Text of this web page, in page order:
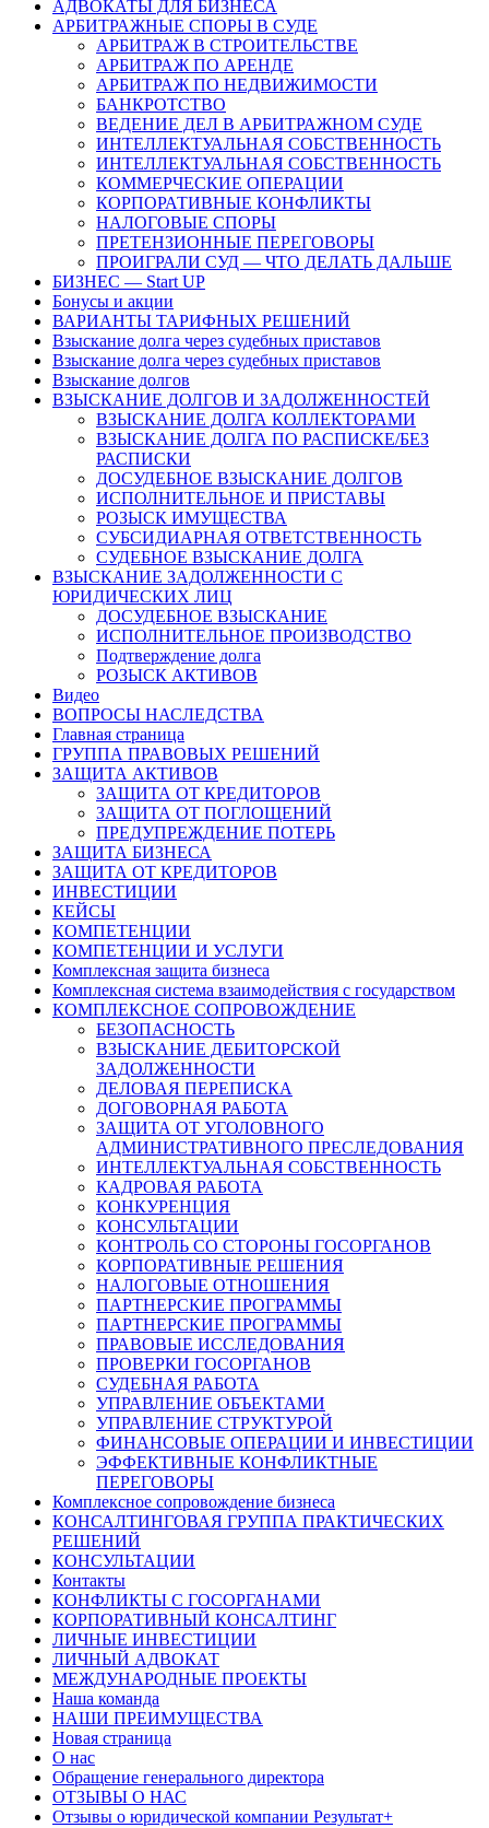
АДВОКАТЫ ДЛЯ БИЗНЕСА
АРБИТРАЖНЫЕ СПОРЫ В СУДЕ
АРБИТРАЖ В СТРОИТЕЛЬСТВЕ
АРБИТРАЖ ПО АРЕНДЕ
АРБИТРАЖ ПО НЕДВИЖИМОСТИ
БАНКРОТСТВО
ВЕДЕНИЕ ДЕЛ В АРБИТРАЖНОМ СУДЕ
ИНТЕЛЛЕКТУАЛЬНАЯ СОБСТВЕННОСТЬ
ИНТЕЛЛЕКТУАЛЬНАЯ СОБСТВЕННОСТЬ
КОММЕРЧЕСКИЕ ОПЕРАЦИИ
КОРПОРАТИВНЫЕ КОНФЛИКТЫ
НАЛОГОВЫЕ СПОРЫ
ПРЕТЕНЗИОННЫЕ ПЕРЕГОВОРЫ
ПРОИГРАЛИ СУД — ЧТО ДЕЛАТЬ ДАЛЬШЕ
БИЗНЕС — Start UP
Бонусы и акции
ВАРИАНТЫ ТАРИФНЫХ РЕШЕНИЙ
Взыскание долга через судебных приставов
Взыскание долга через судебных приставов
Взыскание долгов
ВЗЫСКАНИЕ ДОЛГОВ И ЗАДОЛЖЕННОСТЕЙ
ВЗЫСКАНИЕ ДОЛГА КОЛЛЕКТОРАМИ
ВЗЫСКАНИЕ ДОЛГА ПО РАСПИСКЕ/БЕЗ
РАСПИСКИ
ДОСУДЕБНОЕ ВЗЫСКАНИЕ ДОЛГОВ
ИСПОЛНИТЕЛЬНОЕ И ПРИСТАВЫ
РОЗЫСК ИМУЩЕСТВА
СУБСИДИАРНАЯ ОТВЕТСТВЕННОСТЬ
СУДЕБНОЕ ВЗЫСКАНИЕ ДОЛГА
ВЗЫСКАНИЕ ЗАДОЛЖЕННОСТИ С
ЮРИДИЧЕСКИХ ЛИЦ
ДОСУДЕБНОЕ ВЗЫСКАНИЕ
ИСПОЛНИТЕЛЬНОЕ ПРОИЗВОДСТВО
Подтверждение долга
РОЗЫСК АКТИВОВ
Видео
ВОПРОСЫ НАСЛЕДСТВА
Главная страница
ГРУППА ПРАВОВЫХ РЕШЕНИЙ
ЗАЩИТА АКТИВОВ
ЗАЩИТА ОТ КРЕДИТОРОВ
ЗАЩИТА ОТ ПОГЛОЩЕНИЙ
ПРЕДУПРЕЖДЕНИЕ ПОТЕРЬ
ЗАЩИТА БИЗНЕСА
ЗАЩИТА ОТ КРЕДИТОРОВ
ИНВЕСТИЦИИ
КЕЙСЫ
КОМПЕТЕНЦИИ
КОМПЕТЕНЦИИ И УСЛУГИ
Комплексная защита бизнеса
Комплексная система взаимодействия с государством
КОМПЛЕКСНОЕ СОПРОВОЖДЕНИЕ
БЕЗОПАСНОСТЬ
ВЗЫСКАНИЕ ДЕБИТОРСКОЙ
ЗАДОЛЖЕННОСТИ
ДЕЛОВАЯ ПЕРЕПИСКА
ДОГОВОРНАЯ РАБОТА
ЗАЩИТА ОТ УГОЛОВНОГО
АДМИНИСТРАТИВНОГО ПРЕСЛЕДОВАНИЯ
ИНТЕЛЛЕКТУАЛЬНАЯ СОБСТВЕННОСТЬ
КАДРОВАЯ РАБОТА
КОНКУРЕНЦИЯ
КОНСУЛЬТАЦИИ
КОНТРОЛЬ СО СТОРОНЫ ГОСОРГАНОВ
КОРПОРАТИВНЫЕ РЕШЕНИЯ
НАЛОГОВЫЕ ОТНОШЕНИЯ
ПАРТНЕРСКИЕ ПРОГРАММЫ
ПАРТНЕРСКИЕ ПРОГРАММЫ
ПРАВОВЫЕ ИССЛЕДОВАНИЯ
ПРОВЕРКИ ГОСОРГАНОВ
СУДЕБНАЯ РАБОТА
УПРАВЛЕНИЕ ОБЪЕКТАМИ
УПРАВЛЕНИЕ СТРУКТУРОЙ
ФИНАНСОВЫЕ ОПЕРАЦИИ И ИНВЕСТИЦИИ
ЭФФЕКТИВНЫЕ КОНФЛИКТНЫЕ
ПЕРЕГОВОРЫ
Комплексное сопровождение бизнеса
КОНСАЛТИНГОВАЯ ГРУППА ПРАКТИЧЕСКИХ
РЕШЕНИЙ
КОНСУЛЬТАЦИИ
Контакты
КОНФЛИКТЫ С ГОСОРГАНАМИ
КОРПОРАТИВНЫЙ КОНСАЛТИНГ
ЛИЧНЫЕ ИНВЕСТИЦИИ
ЛИЧНЫЙ АДВОКАТ
МЕЖДУНАРОДНЫЕ ПРОЕКТЫ
Наша команда
НАШИ ПРЕИМУЩЕСТВА
Новая страница
О нас
Обращение генерального директора
ОТЗЫВЫ О НАС
Отзывы о юридической компании Результат+